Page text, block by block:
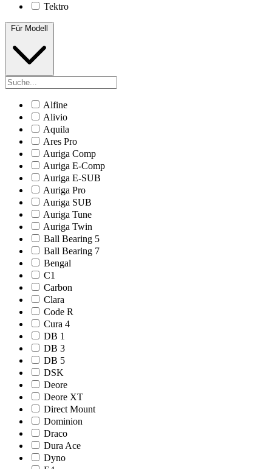
Tektro
Für Modell
Alfine
Alivio
Aquila
Ares Pro
Auriga Comp
Auriga E-Comp
Auriga E-SUB
Auriga Pro
Auriga SUB
Auriga Tune
Auriga Twin
Ball Bearing 5
Ball Bearing 7
Bengal
C1
Carbon
Clara
Code R
Cura 4
DB 1
DB 3
DB 5
DSK
Deore
Deore XT
Direct Mount
Dominion
Draco
Dura Ace
Dyno